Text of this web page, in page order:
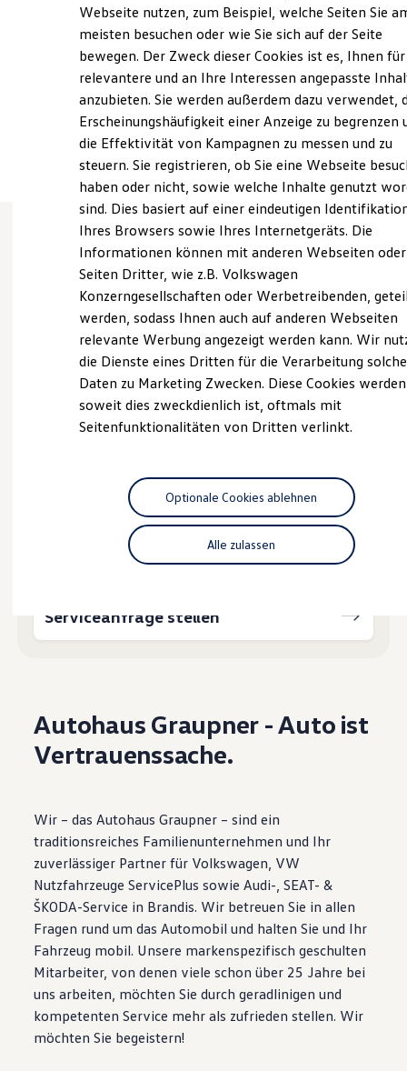
Laden
Laden unterwegs
Laden Zuhause
Ladestationen finden
Ladezeitensimulator
Batterie
Sicherheit
Garantie und Lebensdauer
Nachhaltigkeit
Technologie
Kosten und Kauf
Verbrauchskosten
Kaufoptionen
E-Auto-Förderung
Software und Konnektivität
ID. Software Versionen und Updates
Digitale Extras
Schnittstellen zu Ihrem ID.
Hybridautos
Marke und Erlebnis
Volkswagen R und R Experience
R-Modelle
Driving Experience
Volkswagen entdecken
Lifestyle Shop
T-Roc Kollektion
Golf Kollektion
ID. Kollektion
Volkswagen Kollektion
R-Kollektion
#wedriveproud
Besitzer und Service
Reparaturen und Checks
Motorenöl und Flüssigkeiten
Räder und Reifen
Zubehör
Modellspezifisches Zubehör
Transport
Entertainment und Elektronik
Individualisieren
Digitale Extras
Dienste für Ihr Modell finden
Volkswagen Apps, Login und Shop
Updates für Software, Karten und Radio
Über Ihr Auto
Vorgängermodelle
Kundeninformationen
post@autohaus-graupner.de
+49 34292 6500
Ansprechpartner
Wie können wir
Ihnen weiterhelfen?
Probefahrt vereinbaren
Fahrzeugangebot anfordern
Serviceanfrage stellen
Autohaus Graupner - Auto ist
Vertrauenssache.
Wir – das Autohaus Graupner – sind ein
traditionsreiches Familienunternehmen und Ihr
zuverlässiger Partner für Volkswagen, VW
Nutzfahrzeuge ServicePlus sowie Audi-, SEAT- &
ŠKODA-Service in Brandis. Wir betreuen Sie in allen
Fragen rund um das Automobil und halten Sie und Ihr
Fahrzeug mobil. Unsere markenspezifisch geschulten
Mitarbeiter, von denen viele schon über 25 Jahre bei
uns arbeiten, möchten Sie durch geradlinigen und
kompetenten Service mehr als zufrieden stellen. Wir
möchten Sie begeistern!
Webseite nutzen, zum Beispiel, welche Seiten Sie
meisten besuchen oder wie Sie sich auf der Seite
bewegen. Der Zweck dieser Cookies ist es, Ihnen für
relevantere und an Ihre Interessen angepasste
anzubieten. Sie werden außerdem dazu verwendet,
Erscheinungshäufigkeit einer Anzeige zu begrenzen
die Effektivität von Kampagnen zu messen und zu
steuern. Sie registrieren, ob Sie eine Webseite
haben oder nicht, sowie welche Inhalte genutzt
sind. Dies basiert auf einer eindeutigen
Ihres Browsers sowie Ihres Internetgeräts. Die
Informationen können mit anderen Webseiten oder
Seiten Dritter, wie z.B. Volkswagen
Konzerngesellschaften oder Werbetreibenden,
werden, sodass Ihnen auch auf anderen Webseiten
relevante Werbung angezeigt werden kann. Wir
die Dienste eines Dritten für die Verarbeitung
Daten zu Marketing Zwecken. Diese Cookies
soweit dies zweckdienlich ist, oftmals mit
Seitenfunktionalitäten von Dritten verlinkt.
Alle zulassen
Optionale Cookies ablehnen